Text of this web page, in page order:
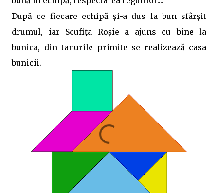
După ce fiecare echipă și-a dus la bun sfârșit
drumul, iar Scufița Roșie a ajuns cu bine la
bunica, din tanurile primite se realizează casa
bunicii.